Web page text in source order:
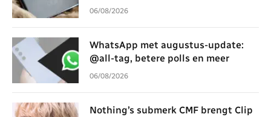
06/08/2026
WhatsApp met augustus-update:
@all-tag, betere polls en meer
06/08/2026
Nothing’s submerk CMF brengt Clip